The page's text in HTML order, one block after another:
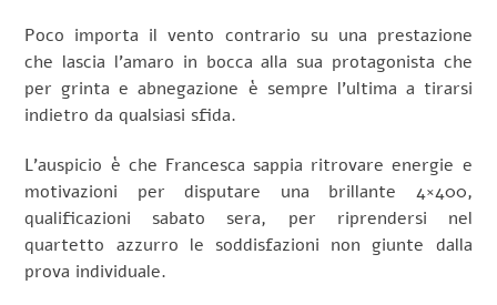
Poco importa il vento contrario su una prestazione
che lascia l’amaro in bocca alla sua protagonista che
per grinta e abnegazione è sempre l’ultima a tirarsi
indietro da qualsiasi sfida.
L’auspicio è che Francesca sappia ritrovare energie e
motivazioni per disputare una brillante 4×400,
qualificazioni sabato sera, per riprendersi nel
quartetto azzurro le soddisfazioni non giunte dalla
prova individuale.